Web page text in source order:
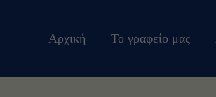
Αρχική Το γραφείο μας